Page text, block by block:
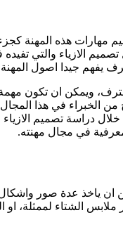
مهارات هذه المهنة
الازياء والتي
يفهم جيدا اصول
ويمكن ان تكون مهمة
من الخبراء في هذا
دراسة تصميم
في مجال مهنته.
ياخذ عدة صور واشكال،
ملابس الشتاء